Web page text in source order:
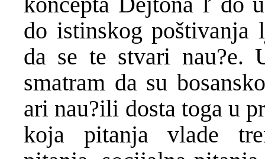
do istinskog poštivanja
da se te stvari nau?e.
smatram da su
ari nau?ili dosta toga u
koja pitanja vlade